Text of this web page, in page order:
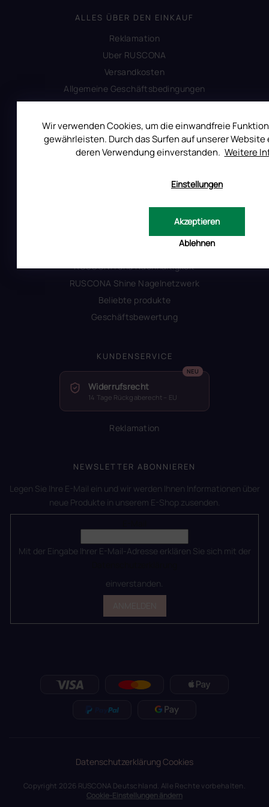
Wir verwenden Cookies, um die einwandfreie
gewährleisten. Durch das Surfen auf unserer Website
deren Verwendung einverstanden. Weitere
Einstellungen
Ablehnen
Akzeptieren
ALLES ÜBER DEN EINKAUF
Reklamation
Uber RUSCONA
Versandkosten
Allgemeine Geschäftsbedingungen
Impressum
Produktsicherheit
INFORMATIONEN FÜR SIE
RUSCONA und Nachhaltigkeit
RUSCONA Shine Nagelnetzwerk
Beliebte produkte
Geschäftsbewertung
KUNDENSERVICE
Widerrufsrecht
14 Tage Rückgaberecht – EU
Reklamation
NEWSLETTER ABONNIEREN
Legen Sie Ihre E-Mail ein und wir werden Ihnen Informationen über
neue Produkte in unserem E-Shop zusenden.
Mit der Eingabe Ihrer E-Mail-Adresse erklären Sie sich mit der
einverstanden.
DatenschutzerklärungCookies
Copyright 2026 RUSCONA Deutschland. Alle Rechte vorbehalten.
Cookie-Einstellungen ändern